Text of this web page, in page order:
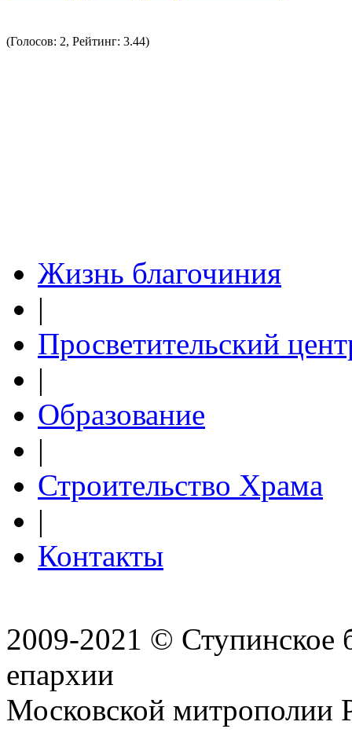
(Голосов: 2, Рейтинг: 3.44)
Жизнь благочиния
|
Просветительский
|
Образование
|
Строительство Храма
|
Контакты
2009-2021 © Ступинское
епархии
Московской митрополии